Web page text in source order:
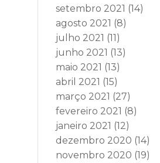
setembro 2021 (14)
agosto 2021 (8)
julho 2021 (11)
junho 2021 (13)
maio 2021 (13)
abril 2021 (15)
março 2021 (27)
fevereiro 2021 (8)
janeiro 2021 (12)
dezembro 2020 (14)
novembro 2020 (19)